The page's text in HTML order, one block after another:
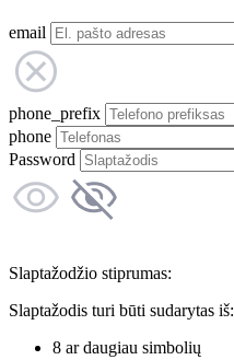
email
phone_prefix
phone
Password
Slaptažodžio stiprumas:
Slaptažodis turi būti sudarytas iš:
8 ar daugiau simbolių